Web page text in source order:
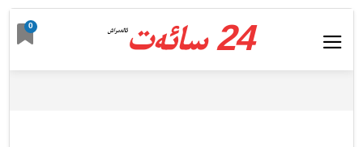
24 سائەت ئالدىراش